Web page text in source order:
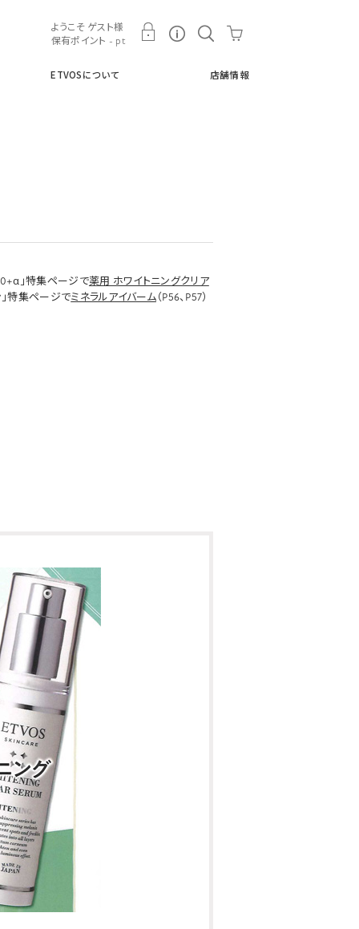
ETVOSについて 店舗情報
ようこそ ゲスト様
保有ポイント - pt
」特集ページで薬用 ホワイトニングクリア
」特集ページでミネラルアイバーム（P56、P57）